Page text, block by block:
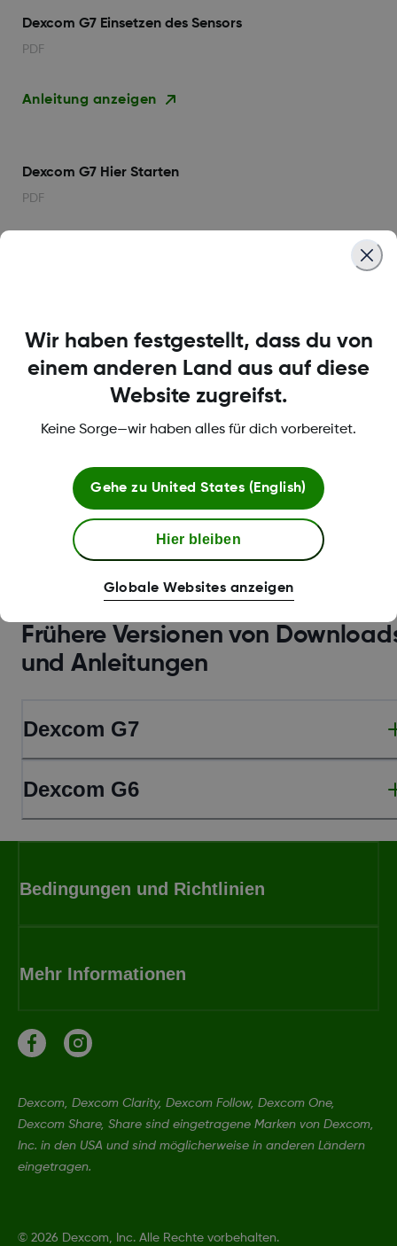
Dexcom G7 Einsetzen des Sensors
PDF
Anleitung anzeigen
Dexcom G7 Hier Starten
PDF
mmol/L
PDF
Mehr anzeigen
Frühere Versionen von
und Anleitungen
Dexcom G7
Dexcom G6
Bedingungen und Richtlinien
Mehr Informationen
Dexcom, Dexcom Clarity, Dexcom Follow, Dexcom One,
Dexcom Share, Share sind eingetragene Marken von Dexcom,
Inc. in den USA und sind möglicherweise in anderen Ländern
eingetragen.
© 2026 Dexcom, Inc. Alle Rechte vorbehalten.
Wir haben festgestellt, dass du von
einem anderen Land aus auf diese
Website zugreifst.
Keine Sorge—wir haben alles für dich vorbereitet.
Gehe zu United States (English)
Hier bleiben
Globale Websites anzeigen